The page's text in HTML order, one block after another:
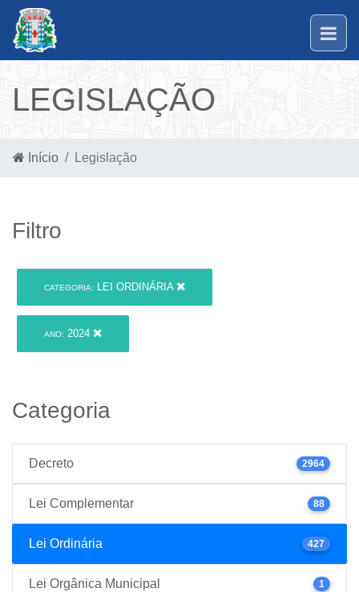
LEGISLAÇÃO
Início Legislação
Filtro
CATEGORIA: LEI ORDINÁRIA
ANO: 2024
Categoria
Decreto 2964
Lei Complementar 88
Lei Ordinária 427
Lei Orgânica Municipal 1